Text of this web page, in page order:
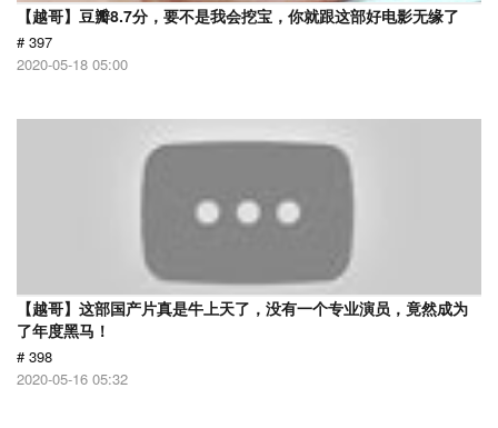
【越哥】豆瓣8.7分，要不是我会挖宝，你就跟这部好电影无缘了
# 397
2020-05-18 05:00
【越哥】这部国产片真是牛上天了，没有一个专业演员，竟然成为
了年度黑马！
# 398
2020-05-16 05:32